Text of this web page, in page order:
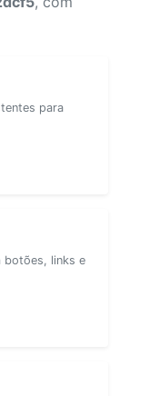
para
botões, links e